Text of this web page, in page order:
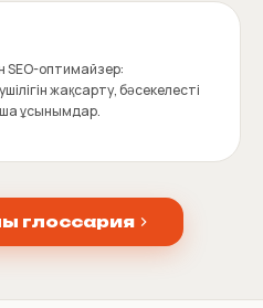
SEO-оптимайзер:
жақсарту, бәсекелесті
ұсынымдар.
глоссария